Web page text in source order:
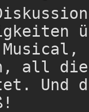
all
Und